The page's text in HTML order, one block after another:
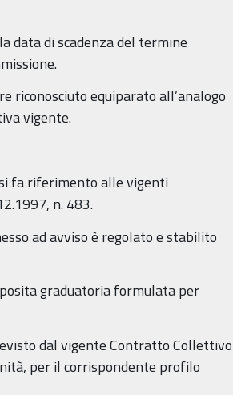
data di scadenza del termine
riconosciuto equiparato all’analogo
vigente.
fa riferimento alle vigenti
n. 483.
ad avviso è regolato e stabilito
graduatoria formulata per
dal vigente Contratto Collettivo
per il corrispondente profilo